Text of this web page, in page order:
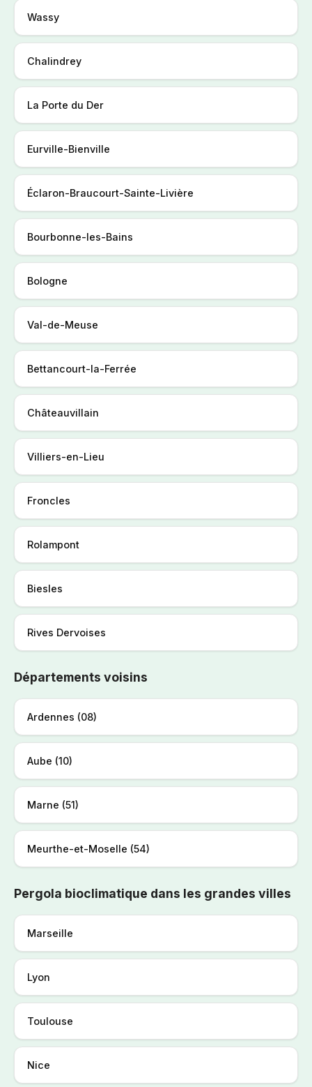
Wassy
Chalindrey
La Porte du Der
Eurville-Bienville
Éclaron-Braucourt-Sainte-Livière
Bourbonne-les-Bains
Bologne
Val-de-Meuse
Bettancourt-la-Ferrée
Châteauvillain
Villiers-en-Lieu
Froncles
Rolampont
Biesles
Rives Dervoises
Départements voisins
Ardennes (08)
Aube (10)
Marne (51)
Meurthe-et-Moselle (54)
Pergola bioclimatique dans les grandes villes
Marseille
Lyon
Toulouse
Nice